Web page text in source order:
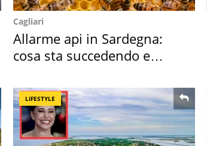
Cagliari
Allarme api in Sardegna:
cosa sta succedendo e
LIFESTYLE